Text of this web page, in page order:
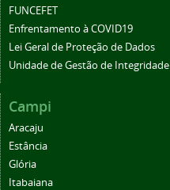
FUNCEFET
Enfrentamento à COVID19
Lei Geral de Proteção de Dados
Unidade de Gestão de Integridade
Campi
Aracaju
Estância
Glória
Itabaiana